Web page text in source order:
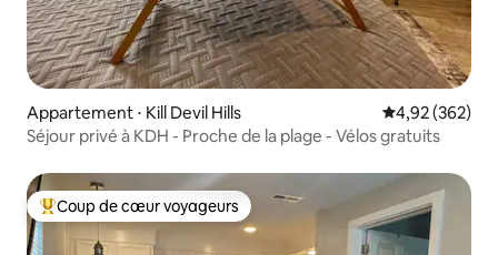
Appartement ⋅ Kill Devil Hills Évaluation
4,92 (362)
Séjour privé à KDH - Proche de la plage - Vélos gratuits
Coups de cœur voyageurs les plus appréciés
Coup de cœur voyageurs